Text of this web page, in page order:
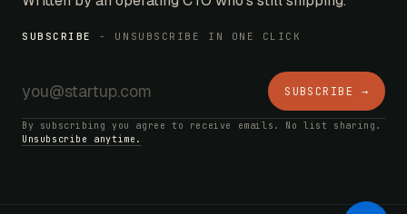
SUBSCRIBE - UNSUBSCRIBE IN ONE CLICK
SUBSCRIBE →
By subscribing you agree to receive emails. No list sharing.
Unsubscribe anytime.